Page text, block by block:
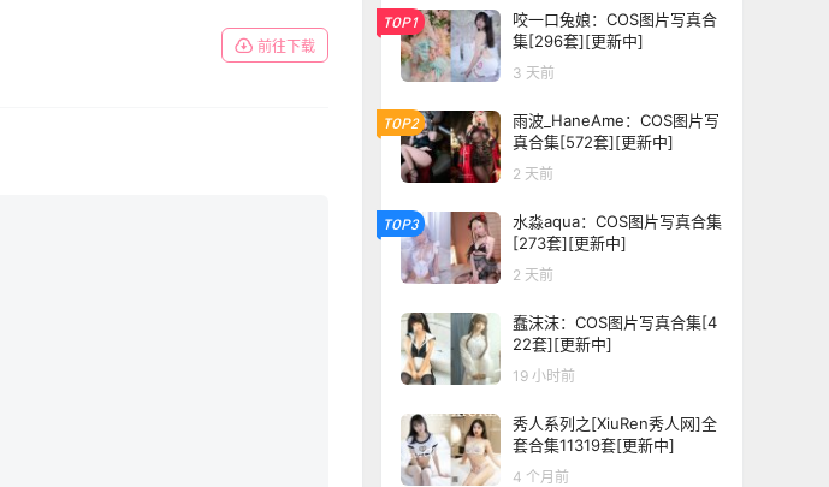
前往下载
TOP1
咬一口兔娘：COS图片写真合
集[296套][更新中]
3 天前
TOP2
雨波_HaneAme：COS图片写
真合集[572套][更新中]
2 天前
TOP3
水淼aqua：COS图片写真合集
[273套][更新中]
2 天前
蠢沫沫：COS图片写真合集[4
22套][更新中]
19 小时前
秀人系列之[XiuRen秀人网]全
套合集11319套[更新中]
4 个月前